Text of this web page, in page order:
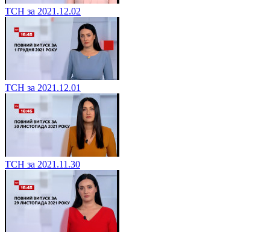
ТСН за 2021.12.02
ТСН за 2021.12.01
ТСН за 2021.11.30